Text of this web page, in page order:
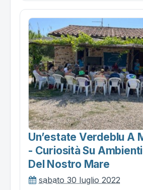
Un’estate Verdeblu A
- Curiosità Su
Del Nostro Mare
sabato 30 luglio 2022